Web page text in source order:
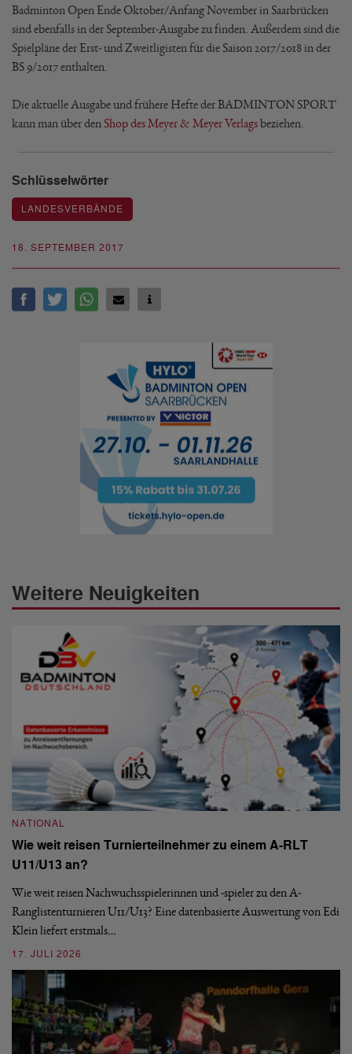
18. SEPTEMBER 2017
Badminton Open Ende Oktober/Anfang November in Saarbrücken
sind ebenfalls in der September-Ausgabe zu finden. Außerdem sind die
Spielpläne der Erst- und Zweitligisten für die Saison 2017/2018 in der
BS 9/2017 enthalten.
Die aktuelle Ausgabe und frühere Hefte der BADMINTON SPORT
kann man über den Shop des Meyer & Meyer Verlagsbeziehen.
Schlüsselwörter
LANDESVERBÄNDE
Weitere Neuigkeiten
NATIONAL
Wie weit reisen Turnierteilnehmer zu einem A-RLT
U11/U13 an?
Wie weit reisen Nachwuchsspielerinnen und -spieler zu den A-
Ranglistenturnieren U11/U13? Eine datenbasierte Auswertung von Edi
Klein liefert erstmals…
17. JULI 2026